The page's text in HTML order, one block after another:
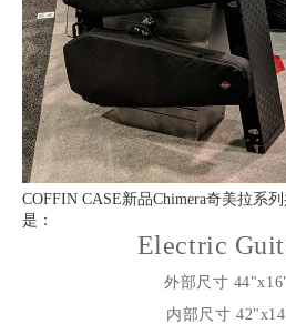
COFFIN CASE新品Chimera奇美拉系
是：
Electric
外部尺寸
内部尺寸